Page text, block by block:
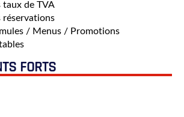
de TVA
réservations
/ Menus / Promotions
FORTS